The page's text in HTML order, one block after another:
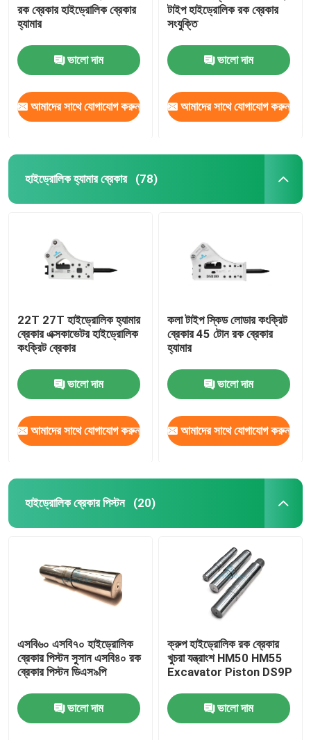
রক ব্রেকার হাইড্রোলিক ব্রেকার
হ্যামার
ভালো দাম
আমাদের সাথে যোগাযোগ করুন
টাইপ হাইড্রোলিক রক ব্রেকার
সংযুক্তি
ভালো দাম
আমাদের সাথে যোগাযোগ করুন
হাইড্রোলিক হ্যামার ব্রেকার (78)
22T 27T হাইড্রোলিক হ্যামার
ব্রেকার এক্সকাভেটর হাইড্রোলিক
কংক্রিট ব্রেকার
ভালো দাম
আমাদের সাথে যোগাযোগ করুন
কলা টাইপ স্কিড লোডার কংক্রিট
ব্রেকার 45 টোন রক ব্রেকার
হ্যামার
ভালো দাম
আমাদের সাথে যোগাযোগ করুন
হাইড্রোলিক ব্রেকার পিস্টন (20)
এসবি৬০ এসবি৭০ হাইড্রোলিক
ব্রেকার পিস্টন সুসান এসবি৪০ রক
ব্রেকার পিস্টন ডিএস৯পি
ভালো দাম
ক্রুপ হাইড্রোলিক রক ব্রেকার
খুচরা যন্ত্রাংশ HM50 HM55
Excavator Piston DS9P
ভালো দাম